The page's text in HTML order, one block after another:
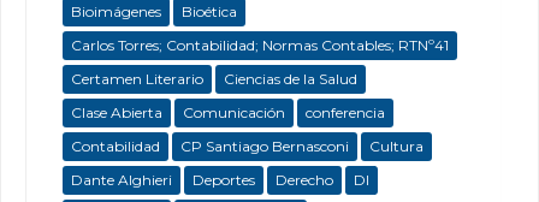
Bioimágenes
Bioética
Carlos Torres; Contabilidad; Normas Contables; RTNº41
Certamen Literario
Ciencias de la Salud
Clase Abierta
Comunicación
conferencia
Contabilidad
CP Santiago Bernasconi
Cultura
Dante Alghieri
Deportes Derecho
DI